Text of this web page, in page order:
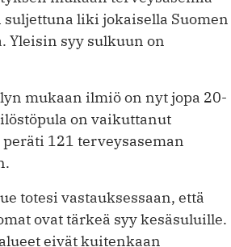
liki jokaisella Suomen
Yleisin syy sulkuun on
mukaan ilmiö on nyt jopa 20-
on vaikuttanut
121 terveysaseman
totesi vastauksessaan, että
ovat tärkeä syy kesäsuluille.
eivät kuitenkaan